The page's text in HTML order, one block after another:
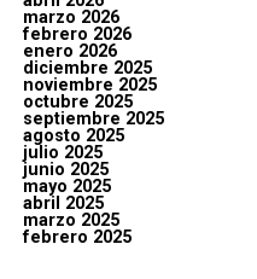
marzo 2026
febrero 2026
enero 2026
diciembre 2025
noviembre 2025
octubre 2025
septiembre 2025
agosto 2025
julio 2025
junio 2025
mayo 2025
abril 2025
marzo 2025
febrero 2025